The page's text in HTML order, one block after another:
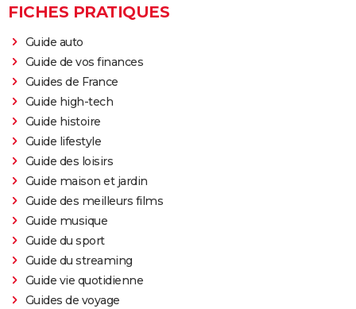
FICHES PRATIQUES
Guide auto
Guide de vos finances
Guides de France
Guide high-tech
Guide histoire
Guide lifestyle
Guide des loisirs
Guide maison et jardin
Guide des meilleurs films
Guide musique
Guide du sport
Guide du streaming
Guide vie quotidienne
Guides de voyage